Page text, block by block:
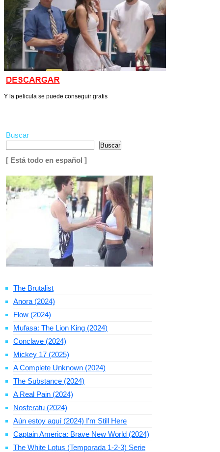
Y la pelicula se puede conseguir gratis
Buscar
Buscar
[ Está todo en español ]
The Brutalist
Anora (2024)
Flow (2024)
Mufasa: The Lion King (2024)
Conclave (2024)
Mickey 17 (2025)
A Complete Unknown (2024)
The Substance (2024)
A Real Pain (2024)
Nosferatu (2024)
Aún estoy aquí (2024) I’m Still Here
Captain America: Brave New World (2024)
The White Lotus (Temporada 1-2-3) Serie